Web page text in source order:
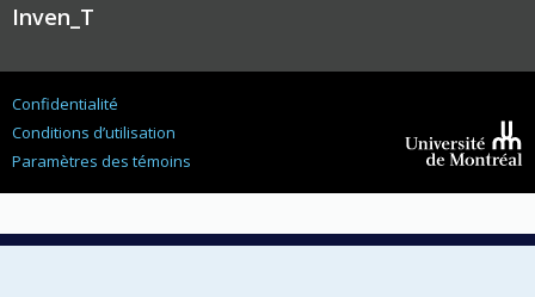
Inven_T
Confidentialité
Conditions d’utilisation
Paramètres des témoins
Montréal